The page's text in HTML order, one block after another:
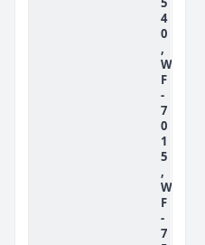
4
0
,
W
F
-
7
0
1
5
,
W
F
-
7